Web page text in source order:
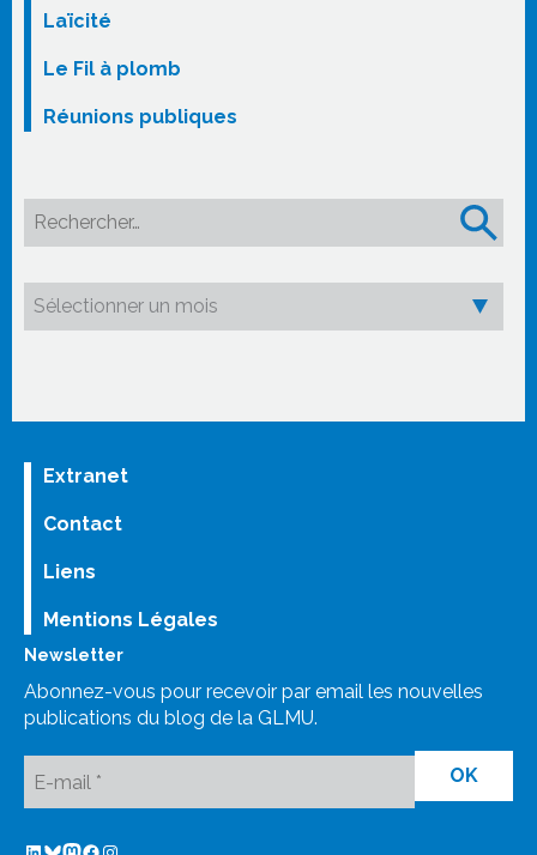
Laïcité
Le Fil à plomb
Réunions publiques
Rechercher :
Extranet
Contact
Liens
Mentions Légales
Newsletter
Abonnez-vous pour recevoir par email les nouvelles
publications du blog de la GLMU.
LinkedIn
Bluesky
Mastodon
Facebook GLMUInstagram